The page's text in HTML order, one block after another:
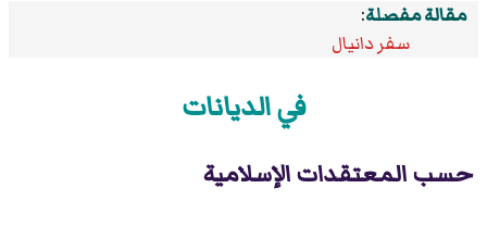
مقالة مفصلة:
سفر دانيال
في الديانات
حسب المعتقدات الإسلامية